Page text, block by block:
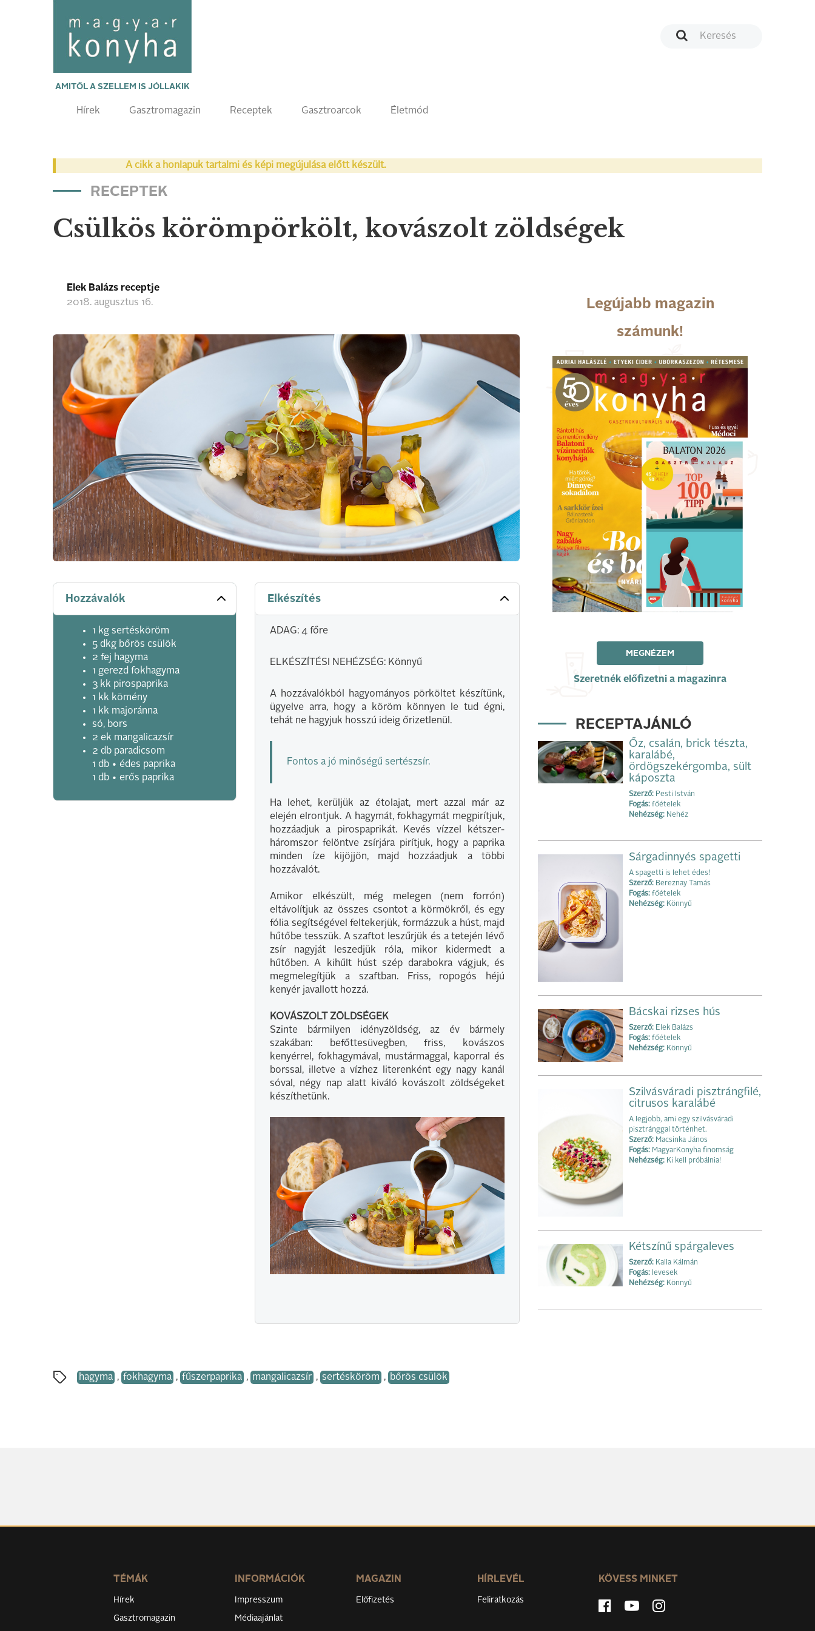
AMITŐL A SZELLEM IS JÓLLAKIK
Hírek Gasztromagazin Receptek Gasztroarcok Életmód
A cikk a honlapuk tartalmi és képi megújulása előtt készült.
RECEPTEK
Csülkös körömpörkölt, kovászolt zöldségek
Elek Balázs receptje
2018. augusztus 16.
Hozzávalók
1 kg sertésköröm
5 dkg bőrös csülök
2 fej hagyma
1 gerezd fokhagyma
3 kk pirospaprika
1 kk kömény
1 kk majoránna
só, bors
2 ek mangalicazsír
2 db paradicsom
1 db • édes paprika
1 db • erős paprika
Elkészítés
ADAG: 4 főre
ELKÉSZÍTÉSI NEHÉZSÉG: Könnyű
A hozzávalókból hagyományos pörköltet készítünk,
ügyelve arra, hogy a köröm könnyen le tud égni,
tehát ne hagyjuk hosszú ideig őrizetlenül.
Fontos a jó minőségű sertészsír.
Ha lehet, kerüljük az étolajat, mert azzal már az
elején elrontjuk. A hagymát, fokhagymát megpirítjuk,
hozzáadjuk a pirospaprikát. Kevés vízzel kétszer-
háromszor felöntve zsírjára pirítjuk, hogy a paprika
minden íze kijöjjön, majd hozzáadjuk a többi
hozzávalót.
Amikor elkészült, még melegen (nem forrón)
eltávolítjuk az összes csontot a körmökről, és egy
fólia segítségével feltekerjük, formázzuk a húst, majd
hűtőbe tesszük. A szaftot leszűrjük és a tetején lévő
zsír nagyját leszedjük róla, mikor kidermedt a
hűtőben. A kihűlt húst szép darabokra vágjuk, és
megmelegítjük a szaftban. Friss, ropogós héjú
kenyér javallott hozzá.
KOVÁSZOLT ZÖLDSÉGEK
Szinte bármilyen idényzöldség, az év bármely
szakában: befőttesüvegben, friss, kovászos
kenyérrel, fokhagymával, mustármaggal, kaporral és
borssal, illetve a vízhez literenként egy nagy kanál
sóval, négy nap alatt kiváló kovászolt zöldségeket
készíthetünk.
hagyma , fokhagyma , fűszerpaprika , mangalicazsír , sertésköröm , bőrös csülök
Legújabb magazin
számunk!
MEGNÉZEM
Szeretnék előfizetni a magazinra
RECEPTAJÁNLÓ
Őz, csalán, brick tészta,
karalábé,
ördögszekérgomba, sült
káposzta
Szerző: Pesti István
Fogás: főételek
Nehézség: Nehéz
Sárgadinnyés spagetti
A spagetti is lehet édes!
Szerző: Bereznay Tamás
Fogás: főételek
Nehézség: Könnyű
Bácskai rizses hús
Szerző: Elek Balázs
Fogás: főételek
Nehézség: Könnyű
Szilvásváradi pisztrángfilé,
citrusos karalábé
A legjobb, ami egy szilvásváradi
pisztránggal történhet.
Szerző: Macsinka János
Fogás: MagyarKonyha finomság
Nehézség: Ki kell próbálnia!
Kétszínű spárgaleves
Szerző: Kalla Kálmán
Fogás: levesek
Nehézség: Könnyű
TÉMÁK
Hírek
Gasztromagazin
INFORMÁCIÓK
Impresszum
Médiaajánlat
MAGAZIN
Előfizetés
HÍRLEVÉL
Feliratkozás
KÖVESS MINKET